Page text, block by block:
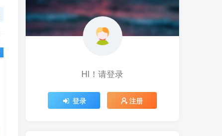
风光摄影(1) 音乐号 音乐人项目(0)
音乐U盘(1) 韩国动漫(1)
HI！请登录
登录 注册